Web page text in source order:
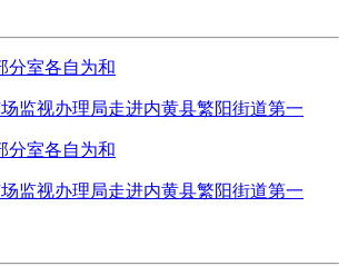
分室各自为和
监视办理局走进内黄县繁阳街道第一
分室各自为和
监视办理局走进内黄县繁阳街道第一